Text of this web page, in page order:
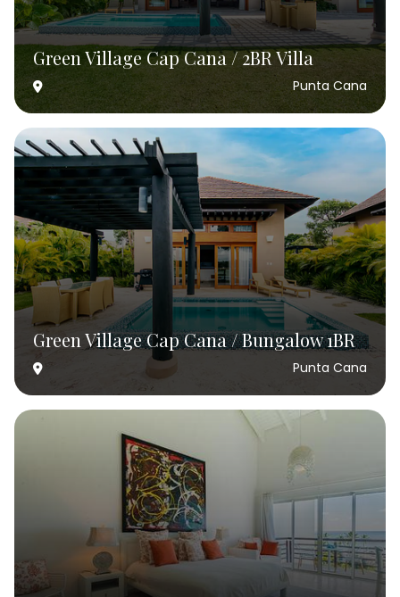
Green Village Cap Cana / 2BR Villa
Punta Cana
Green Village Cap Cana / Bungalow 1BR
Punta Cana